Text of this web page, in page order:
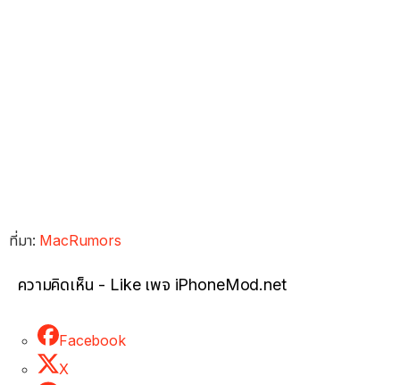
ที่มา: MacRumors
ความคิดเห็น - Like เพจ iPhoneMod.net
Facebook
X